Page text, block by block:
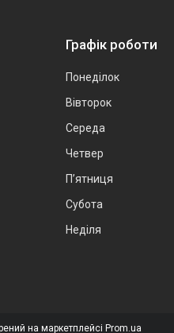
Графік роботи
Понеділок
Вівторок
Середа
Четвер
Пʼятниця
Субота
Неділя
на маркетплейсі Prom.ua